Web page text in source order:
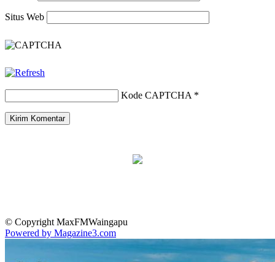
Situs Web
Kode CAPTCHA *
© Copyright MaxFMWaingapu
Powered by Magazine3.com